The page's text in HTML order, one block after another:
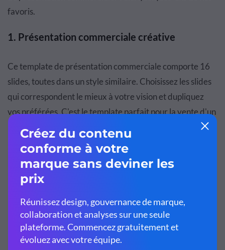
favoris.
1. Présentation commerciale créative
Ce template de présentation commerciale comporte 16
slides, toutes dans un style similaire. Choisissez les slides
qui correspondent le mieux à votre vision et dupliquez
vos préférées. C'est le template parfait pour la vente d'un
produit ou d'un service numérique.